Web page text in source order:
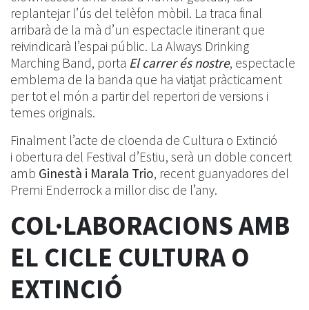
replantejar l’ús del telèfon mòbil. La traca final
arribarà de la mà d’un espectacle itinerant que
reivindicarà l’espai públic. La Always Drinking
Marching Band, porta El carrer és nostre, espectacle
emblema de la banda que ha viatjat pràcticament
per tot el món a partir del repertori de versions i
temes originals.
Finalment l’acte de cloenda de Cultura o Extinció
i obertura del Festival d’Estiu, serà un doble concert
amb Ginestà i Marala Trio, recent guanyadores del
Premi Enderrock a millor disc de l’any.
COL·LABORACIONS AMB
EL CICLE CULTURA O
EXTINCIÓ